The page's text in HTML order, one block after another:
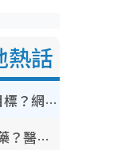
熱話
裝修拆鐵閘隨時變賊人目標？網民揭2大關鍵用途：裝新式等於白裝？附新舊鐵閘分別
網傳公院改用內地/副廠藥？醫生拆解正副廠分別 揭4類人換藥隨時出事